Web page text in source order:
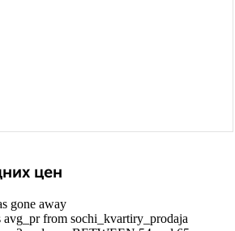
цен
gone away
from sochi_kvartiry_prodaja